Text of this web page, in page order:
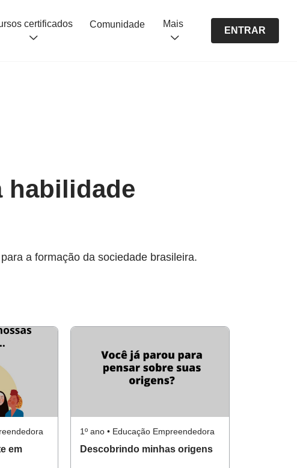
Cursos certificados Comunidade Mais
ENTRAR
habilidade
a formação da sociedade brasileira.
em
1º ano • Educação Empreendedora
Descobrindo minhas origens